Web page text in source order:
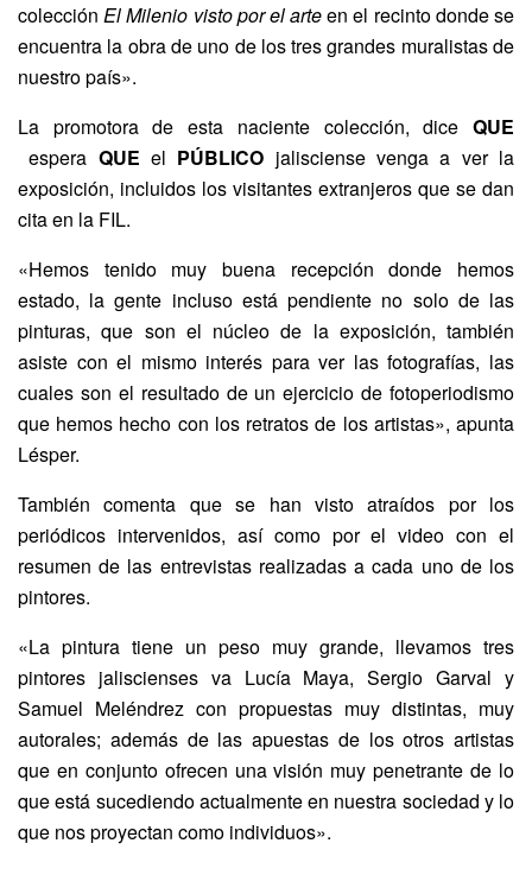
colecciónEl Milenio visto por el arteen el recinto donde se
encuentra la obra de uno de los tres grandes muralistas de
nuestro país».
La promotora de esta naciente colección, dice QUE
espera QUE el PÚBLICO jalisciense venga a ver la
exposición, incluidos los visitantes extranjeros que se dan
cita en la FIL.
«Hemos tenido muy buena recepción donde hemos
estado, la gente incluso está pendiente no solo de las
pinturas, que son el núcleo de la exposición, también
asiste con el mismo interés para ver las fotografías, las
cuales son el resultado de un ejercicio de fotoperiodismo
que hemos hecho con los retratos de los artistas», apunta
Lésper.
También comenta que se han visto atraídos por los
periódicos intervenidos, así como por el video con el
resumen de las entrevistas realizadas a cada uno de los
pintores.
«La pintura tiene un peso muy grande, llevamos tres
pintores jaliscienses va Lucía Maya, Sergio Garval y
Samuel Meléndrez con propuestas muy distintas, muy
autorales; además de las apuestas de los otros artistas
que en conjunto ofrecen una visión muy penetrante de lo
que está sucediendo actualmente en nuestra sociedad y lo
que nos proyectan como individuos».